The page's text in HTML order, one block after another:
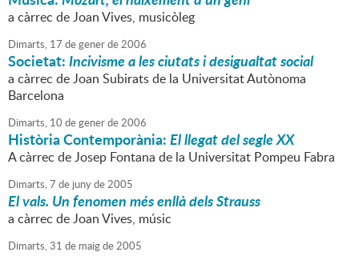
a càrrec de Joan Vives, musicòleg
Dimarts, 17 degenerde2006
Societat:Incivisme a les ciutats i desigualtat social
a càrrec de Joan Subirats de la Universitat Autònoma
Barcelona
Dimarts, 10 degenerde2006
Història Contemporània:El llegat del segle XX
A càrrec de Josep Fontana de la Universitat Pompeu Fabra
Dimarts,7 de junyde2005
El vals. Un fenomen més enllà dels Strauss
a càrrec de Joan Vives, músic
Dimarts,31 de maigde2005